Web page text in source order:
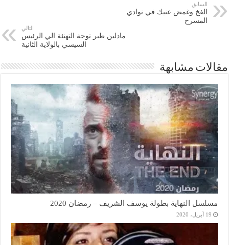
السابق
الفخ وغمض عنيك في نوادي
المسرح
التالي
مادلين طبر توجة التهنئة الي الرئيس
السيسي بالولاية الثانية
مقالات مشابهة
مسلسل النهاية بطولة يوسف الشريف – رمضان 2020
19 أبريل، 2020